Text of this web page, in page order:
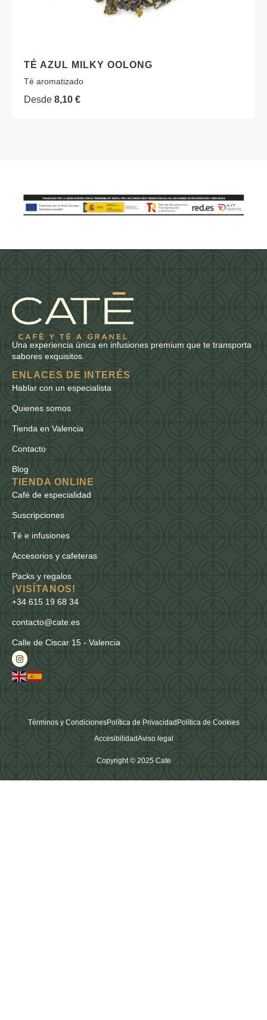
TÉ AZUL MILKY OOLONG
Té aromatizado
Desde 8,10 €
Una experiencia única en infusiones premium que te transporta
sabores exquisitos.
ENLACES DE INTERÉS
Hablar con un especialista
Quienes somos
Tienda en Valencia
Contacto
Blog
TIENDA ONLINE
Café de especialidad
Suscripciones
Té e infusiones
Accesorios y cafeteras
Packs y regalos
¡VISÍTANOS!
+34 615 19 68 34
contacto@cate.es
Calle de Ciscar 15 - Valencia
Copyright © 2025 Cate
Términos y CondicionesPolítica de PrivacidadPolítica de Cookies
AccesibilidadAviso legal